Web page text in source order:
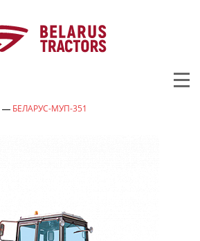
БЕЛАРУС-МУП-351